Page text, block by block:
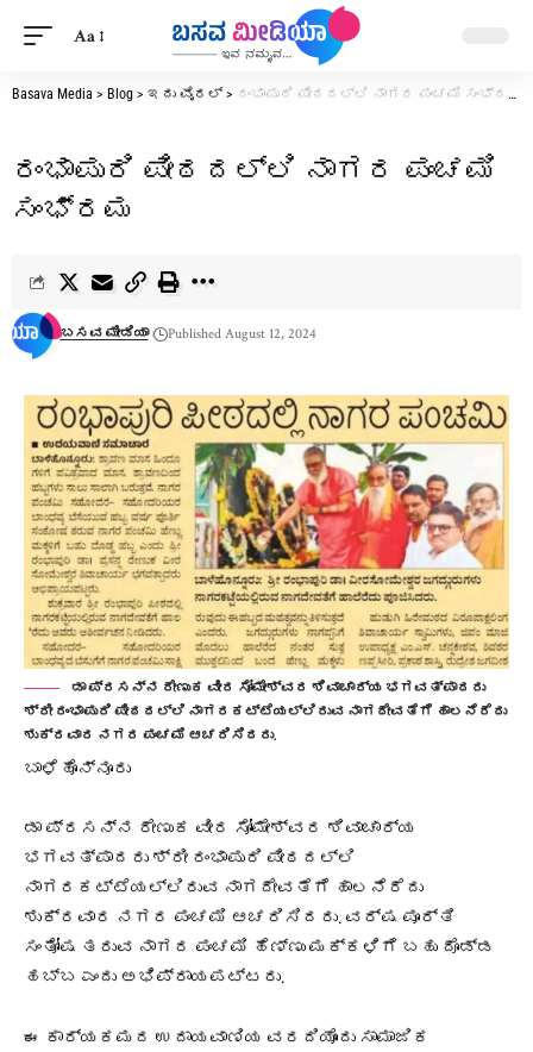
Aa
Basava Media > Blog > ಇದು ವೈರಲ್ > ರಂಭಾಪುರಿ ಪೀಠದಲ್ಲಿ ನಾಗರ ಪಂಚಮಿ ಸಂಭ್ರಮ
ರಂಭಾಪುರಿ ಪೀಠದಲ್ಲಿ ನಾಗರ ಪಂಚಮಿ
ಸಂಭ್ರಮ
ಬಸವ ಮೀಡಿಯಾ Published August 12, 2024
ಡಾ ಪ್ರಸನ್ನ ರೇಣುಕ ವೀರ ಸೋಮೇಶ್ವರ ಶಿವಾಚಾರ್ಯ ಭಗವತ್ಪಾದರು
ಶ್ರೀ ರಂಭಾಪುರಿ ಪೀಠದಲ್ಲಿ ನಾಗರಕಟ್ಟೆಯಲ್ಲಿರುವ ನಾಗದೇವತೆಗೆ ಹಾಲನೆರೆದು
ಶುಕ್ರವಾರ ನಗರ ಪಂಚಮಿ ಆಚರಿಸಿದರು.
ಬಾಳೆಹೊನ್ನೂರು
ಡಾ ಪ್ರಸನ್ನ ರೇಣುಕ ವೀರ ಸೋಮೇಶ್ವರ ಶಿವಾಚಾರ್ಯ
ಭಗವತ್ಪಾದರು ಶ್ರೀ ರಂಭಾಪುರಿ ಪೀಠದಲ್ಲಿ
ನಾಗರಕಟ್ಟೆಯಲ್ಲಿರುವ ನಾಗದೇವತೆಗೆ ಹಾಲನೆರೆದು
ಶುಕ್ರವಾರ ನಗರ ಪಂಚಮಿ ಆಚರಿಸಿದರು. ವರ್ಷ ಪೂರ್ತಿ
ಸಂತೋಷ ತರುವ ನಾಗರ ಪಂಚಮಿ ಹೆಣ್ಣು ಮಕ್ಕಳಿಗೆ ಬಹು ದೊಡ್ಡ
ಹಬ್ಬ ಎಂದು ಅಭಿಪ್ರಾಯಪಟ್ಟರು.
ಈ ಕಾರ್ಯಕಮದ ಉದಾಯವಾಣಿಯ ವರದಿಯೊಂದು ಸಾಮಾಜಿಕ